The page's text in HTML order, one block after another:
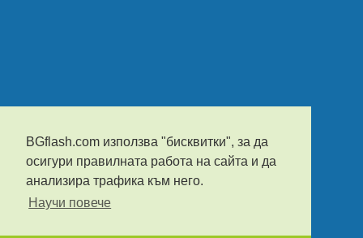
BGflash.com използва "бисквитки", за да
осигури правилната работа на сайта и да
анализира трафика към него.
Научи повече